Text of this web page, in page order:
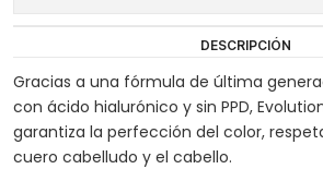
DESCRIPCIÓN
Gracias a una fórmula de última
con ácido hialurónico y sin PPD,
garantiza la perfección del color,
cuero cabelludo y el cabello.